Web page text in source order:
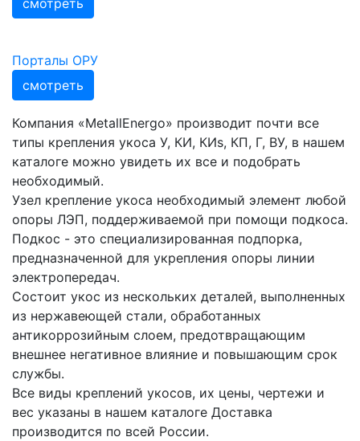
смотреть
Порталы ОРУ
смотреть
Компания «MetallEnergo» производит почти все
типы крепления укоса У, КИ, КИs, КП, Г, ВУ, в нашем
каталоге можно увидеть их все и подобрать
необходимый.
Узел крепление укоса необходимый элемент любой
опоры ЛЭП, поддерживаемой при помощи подкоса.
Подкос - это специализированная подпорка,
предназначенной для укрепления опоры линии
электропередач.
Состоит укос из нескольких деталей, выполненных
из нержавеющей стали, обработанных
антикоррозийным слоем, предотвращающим
внешнее негативное влияние и повышающим срок
службы.
Все виды креплений укосов, их цены, чертежи и
вес указаны в нашем каталоге Доставка
производится по всей России.